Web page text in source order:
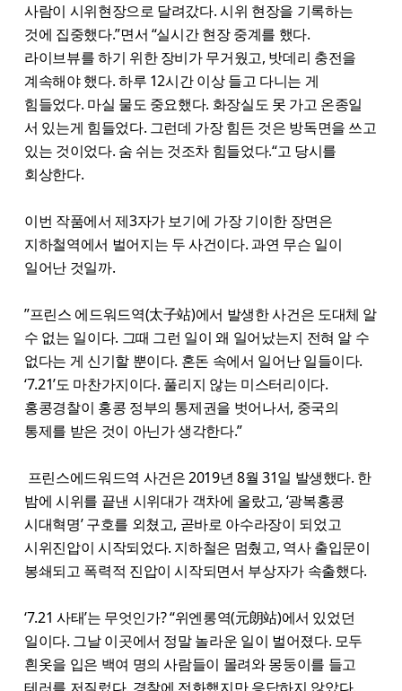
사람이 시위현장으로 달려갔다. 시위 현장을 기록하는
것에 집중했다.”면서 “실시간 현장 중계를 했다.
라이브뷰를 하기 위한 장비가 무거웠고, 밧데리 충전을
계속해야 했다. 하루 12시간 이상 들고 다니는 게
힘들었다. 마실 물도 중요했다. 화장실도 못 가고 온종일
서 있는게 힘들었다. 그런데 가장 힘든 것은 방독면을 쓰고
있는 것이었다. 숨 쉬는 것조차 힘들었다.“고 당시를
회상한다.
이번 작품에서 제3자가 보기에 가장 기이한 장면은
지하철역에서 벌어지는 두 사건이다. 과연 무슨 일이
일어난 것일까.
”프린스 에드워드역(太子站)에서 발생한 사건은 도대체 알
수 없는 일이다. 그때 그런 일이 왜 일어났는지 전혀 알 수
없다는 게 신기할 뿐이다. 혼돈 속에서 일어난 일들이다.
‘7.21’도 마찬가지이다. 풀리지 않는 미스터리이다.
홍콩경찰이 홍콩 정부의 통제권을 벗어나서, 중국의
통제를 받은 것이 아닌가 생각한다.”
프린스에드워드역 사건은 2019년 8월 31일 발생했다. 한
밤에 시위를 끝낸 시위대가 객차에 올랐고, ‘광복홍콩
시대혁명’ 구호를 외쳤고, 곧바로 아수라장이 되었고
시위진압이 시작되었다. 지하철은 멈췄고, 역사 출입문이
봉쇄되고 폭력적 진압이 시작되면서 부상자가 속출했다.
‘7.21 사태’는 무엇인가? “위엔롱역(元朗站)에서 있었던
일이다. 그날 이곳에서 정말 놀라운 일이 벌어졌다. 모두
흰옷을 입은 백여 명의 사람들이 몰려와 몽둥이를 들고